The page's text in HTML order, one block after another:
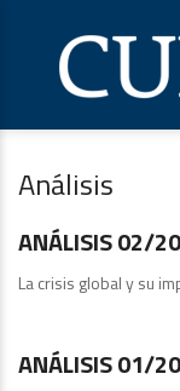
Análisis
Análisis
ANÁLISIS 02/
La crisis global y su
ANÁLISIS 01/